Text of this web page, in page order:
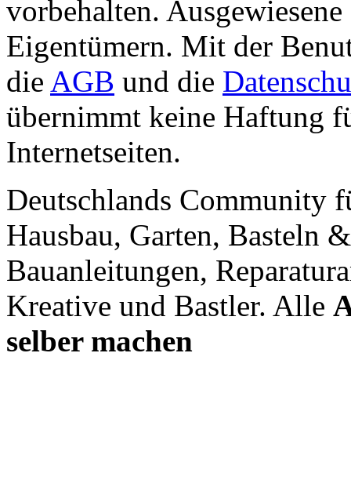
vorbehalten.
Eigentümern. Mit der
die AGB und die
übernimmt keine Haftung
Internetseiten.
Deutschlands Community
Hausbau, Garten, Basteln
Bauanleitungen,
Kreative und Bastler. Alle
selber machen